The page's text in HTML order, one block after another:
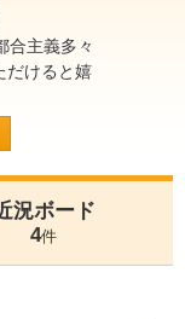
合主義多々
だけると嬉
況ボード
4件